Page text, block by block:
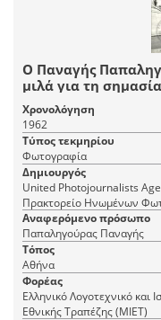
Ο Παναγής
μιλά για τη
Κοινή Αγορά.
Χρονολόγηση
1962
Τύπος τεκμηρίου
Φωτογραφία
Δημιουργός
United Photojournalists Agency Athens, Pesmazoglou
Πρακτορείο Ηνωμένων Φωτορεπόρτερ
Πεσμαζόγλου, τηλ. 22-348
Αναφερόμενο πρόσωπο
Παπαληγούρας Παναγής
Τόπος
Αθήνα
Φορέας
Ελληνικό Λογοτεχνικό και
Εθνικής Τραπέζης (ΜΙΕΤ)